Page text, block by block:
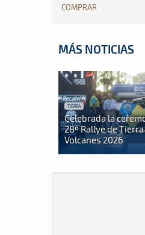
COMPRAR
MÁS NOTICIAS
TIERRA
Celebrada la
28º Rallye de
Volcanes 2026